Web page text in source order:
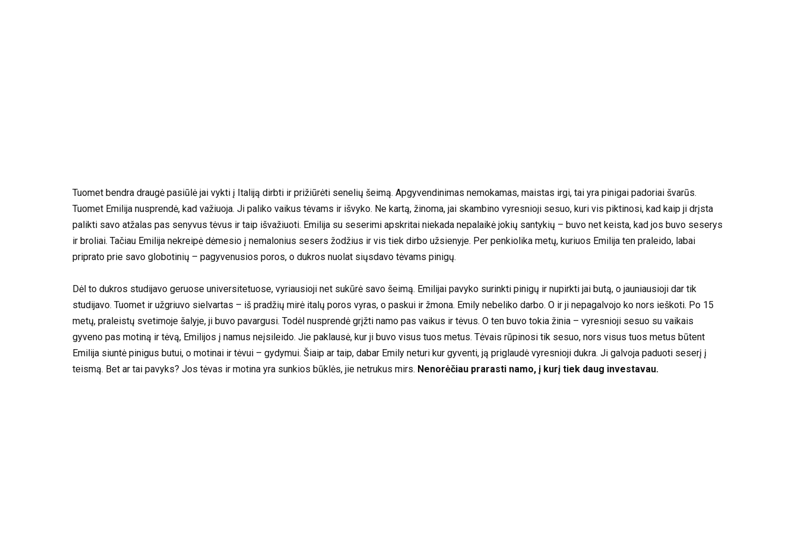
Tuomet bendra draugė pasiūlė jai vykti į Italiją dirbti ir prižiūrėti senelių šeimą. Apgyvendinimas nemokamas, maistas irgi, tai yra pinigai padoriai švarūs.
Tuomet Emilija nusprendė, kad važiuoja. Ji paliko vaikus tėvams ir išvyko. Ne kartą, žinoma, jai skambino vyresnioji sesuo, kuri vis piktinosi, kad kaip ji drįsta
palikti savo atžalas pas senyvus tėvus ir taip išvažiuoti. Emilija su seserimi apskritai niekada nepalaikė jokių santykių – buvo net keista, kad jos buvo seserys
ir broliai. Tačiau Emilija nekreipė dėmesio į nemalonius sesers žodžius ir vis tiek dirbo užsienyje. Per penkiolika metų, kuriuos Emilija ten praleido, labai
priprato prie savo globotinių – pagyvenusios poros, o dukros nuolat siųsdavo tėvams pinigų.
Dėl to dukros studijavo geruose universitetuose, vyriausioji net sukūrė savo šeimą. Emilijai pavyko surinkti pinigų ir nupirkti jai butą, o jauniausioji dar tik
studijavo. Tuomet ir užgriuvo sielvartas – iš pradžių mirė italų poros vyras, o paskui ir žmona. Emily nebeliko darbo. O ir ji nepagalvojo ko nors ieškoti. Po 15
metų, praleistų svetimoje šalyje, ji buvo pavargusi. Todėl nusprendė grįžti namo pas vaikus ir tėvus. O ten buvo tokia žinia – vyresnioji sesuo su vaikais
gyveno pas motiną ir tėvą, Emilijos į namus neįsileido. Jie paklausė, kur ji buvo visus tuos metus. Tėvais rūpinosi tik sesuo, nors visus tuos metus būtent
Emilija siuntė pinigus butui, o motinai ir tėvui – gydymui. Šiaip ar taip, dabar Emily neturi kur gyventi, ją priglaudė vyresnioji dukra. Ji galvoja paduoti seserį į
teismą. Bet ar tai pavyks? Jos tėvas ir motina yra sunkios būklės, jie netrukus mirs. Nenorėčiau prarasti namo, į kurį tiek daug investavau.